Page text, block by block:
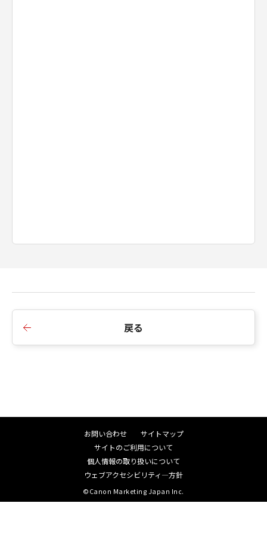
戻る
お問い合わせ
サイトマップ
サイトのご利用について
個人情報の取り扱いについて
ウェブアクセシビリティ―方針
©Canon Marketing Japan Inc.